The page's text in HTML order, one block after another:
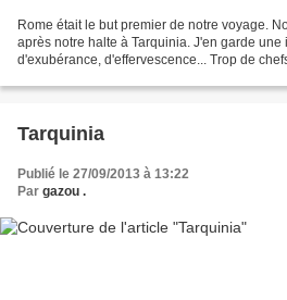
Rome était le but premier de notre voyage.
après notre halte à Tarquinia. J'en garde
d'exubérance, d'effervescence... Trop de
Tarquinia
Publié le 27/09/2013 à 13:22
Par gazou .